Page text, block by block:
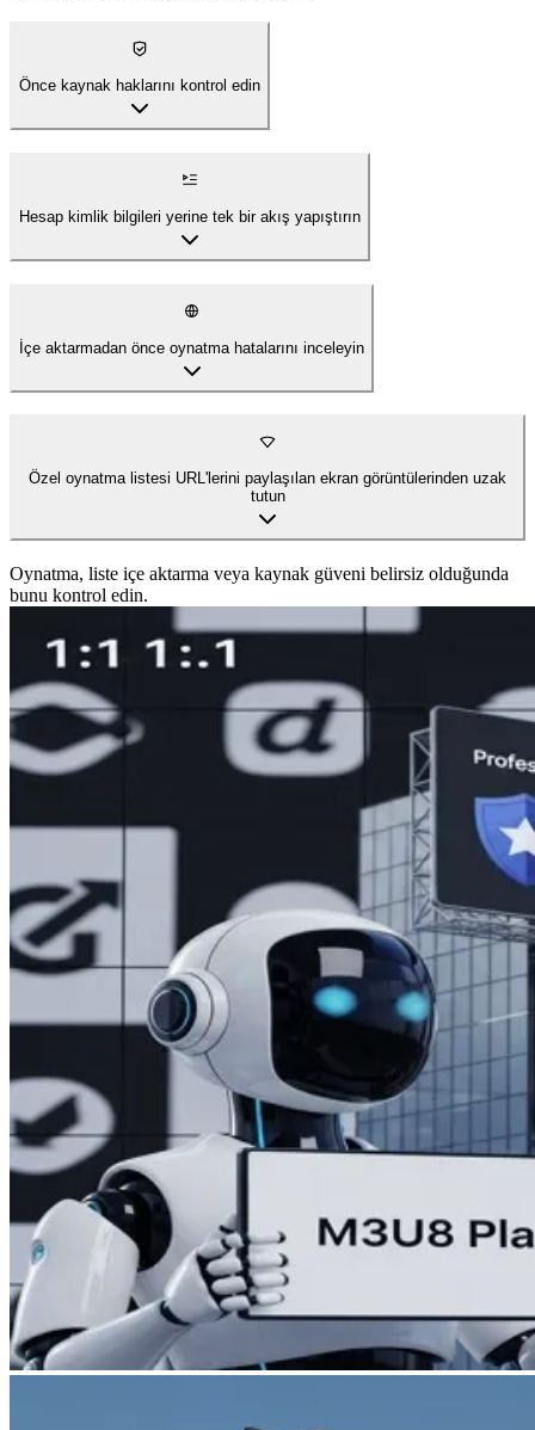
Önce kaynak haklarını kontrol edin
Hesap kimlik bilgileri yerine tek bir akış yapıştırın
İçe aktarmadan önce oynatma hatalarını inceleyin
Özel oynatma listesi URL'lerini paylaşılan ekran görüntülerinden uzak
tutun
Oynatma, liste içe aktarma veya kaynak güveni belirsiz olduğunda
bunu kontrol edin.